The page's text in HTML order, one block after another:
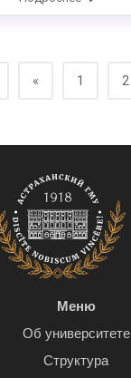
« 1 2
Меню
Об университете
Структура